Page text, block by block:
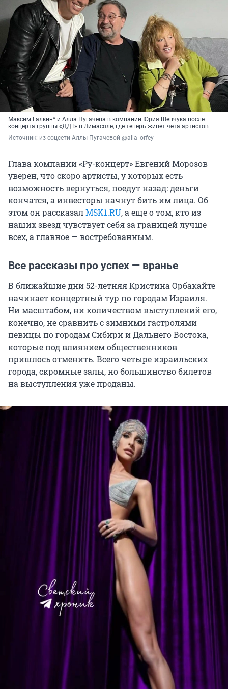
Максим Галкин* и Алла Пугачева в компании Юрия Шевчука после
концерта группы «ДДТ» в Лимасоле, где теперь живет чета артистов
Источник: из соцсети Аллы Пугачевой @alla_orfey
Глава компании «Ру-концерт» Евгений Морозов
уверен, что скоро артисты, у которых есть
возможность вернуться, поедут назад: деньги
кончатся, а инвесторы начнут бить им лица. Об
этом он рассказалMSK1.RU, а еще о том, кто из
наших звезд чувствует себя за границей лучше
всех, а главное — востребованным.
Все рассказы про успех — вранье
В ближайшие дни 52-летняя Кристина Орбакайте
начинает концертный тур по городам Израиля.
Ни масштабом, ни количеством выступлений его,
конечно, не сравнить с зимними гастролями
певицы по городам Сибири и Дальнего Востока,
которые под влиянием общественников
пришлось отменить. Всего четыре израильских
города, скромные залы, но большинство билетов
на выступления уже проданы.